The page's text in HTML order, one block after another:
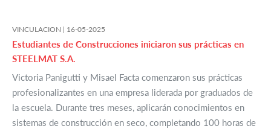
VINCULACION | 16-05-2025
Estudiantes de Construcciones iniciaron sus prácticas en
STEELMAT S.A.
Victoria Panigutti y Misael Facta comenzaron sus prácticas
profesionalizantes en una empresa liderada por graduados de
la escuela. Durante tres meses, aplicarán conocimientos en
sistemas de construcción en seco, completando 100 horas de